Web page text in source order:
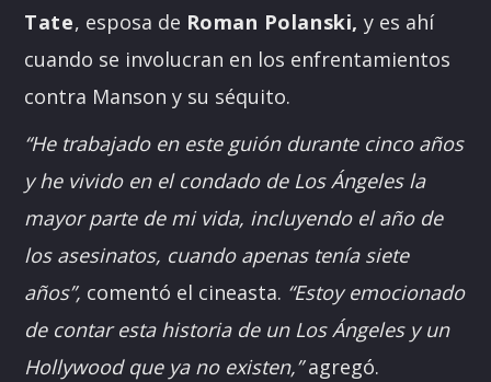
Tate, esposa de Roman Polanski, y es ahí
cuando se involucran en los enfrentamientos
contra Manson y su séquito.
“He trabajado en este guión durante cinco años
y he vivido en el condado de Los Ángeles la
mayor parte de mi vida, incluyendo el año de
los asesinatos, cuando apenas tenía siete
años”, comentó el cineasta. “Estoy emocionado
de contar esta historia de un Los Ángeles y un
Hollywood que ya no existen,”agregó.